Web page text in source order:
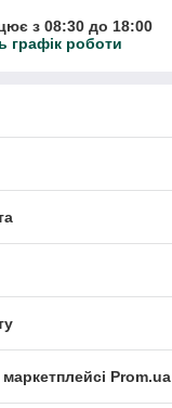
з 08:30 до 18:00
графік роботи
Prom.ua